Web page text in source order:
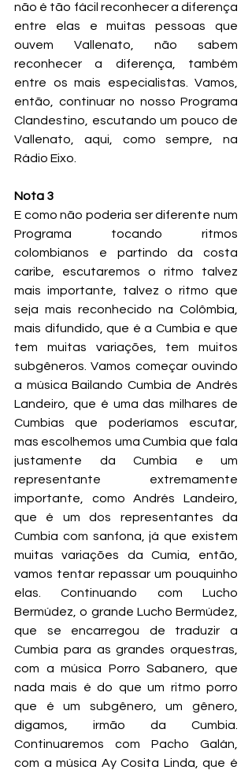
não é tão fácil reconhecer a diferença
entre elas e muitas pessoas que
ouvem Vallenato, não sabem
reconhecer a diferença, também
entre os mais especialistas. Vamos,
então, continuar no nosso Programa
Clandestino, escutando um pouco de
Vallenato, aqui, como sempre, na
Rádio Eixo.
Nota 3
E como não poderia ser diferente num
Programa tocando ritmos
colombianos e partindo da costa
caribe, escutaremos o ritmo talvez
mais importante, talvez o ritmo que
seja mais reconhecido na Colômbia,
mais difundido, que é a Cumbia e que
tem muitas variações, tem muitos
subgêneros. Vamos começar ouvindo
a música Bailando Cumbia de Andrés
Landeiro, que é uma das milhares de
Cumbias que poderíamos escutar,
mas escolhemos uma Cumbia que fala
justamente da Cumbia e um
representante extremamente
importante, como Andrés Landeiro,
que é um dos representantes da
Cumbia com sanfona, já que existem
muitas variações da Cumia, então,
vamos tentar repassar um pouquinho
elas. Continuando com Lucho
Bermúdez, o grande Lucho Bermúdez,
que se encarregou de traduzir a
Cumbia para as grandes orquestras,
com a música Porro Sabanero, que
nada mais é do que um ritmo porro
que é um subgênero, um gênero,
digamos, irmão da Cumbia.
Continuaremos com Pacho Galán,
com a música Ay Cosita Linda, que é